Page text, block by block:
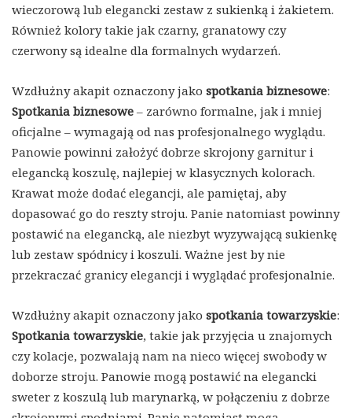
wieczorową lub elegancki zestaw z sukienką i żakietem.
Również kolory takie jak czarny, granatowy czy
czerwony są idealne dla formalnych wydarzeń.
Wzdłużny akapit oznaczony jako spotkania biznesowe:
Spotkania biznesowe – zarówno formalne, jak i mniej
oficjalne – wymagają od nas profesjonalnego wyglądu.
Panowie powinni założyć dobrze skrojony garnitur i
elegancką koszulę, najlepiej w klasycznych kolorach.
Krawat może dodać elegancji, ale pamiętaj, aby
dopasować go do reszty stroju. Panie natomiast powinny
postawić na elegancką, ale niezbyt wyzywającą sukienkę
lub zestaw spódnicy i koszuli. Ważne jest by nie
przekraczać granicy elegancji i wyglądać profesjonalnie.
Wzdłużny akapit oznaczony jako spotkania towarzyskie:
Spotkania towarzyskie, takie jak przyjęcia u znajomych
czy kolacje, pozwalają nam na nieco więcej swobody w
doborze stroju. Panowie mogą postawić na elegancki
sweter z koszulą lub marynarką, w połączeniu z dobrze